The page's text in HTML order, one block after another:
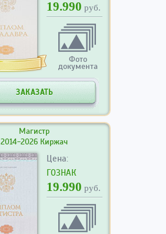
19.990 руб.
Фото
документа
ЗАКАЗАТЬ
Магистр
2014-2026 Киржач
Цена:
ГОЗНАК
19.990 руб.